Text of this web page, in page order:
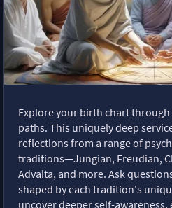
Explore your birth chart
paths. This uniquely deep
reflections from a range of
traditions—Jungian, Freudian,
Advaita, and more. Ask
shaped by each tradition's
uncover deeper self-